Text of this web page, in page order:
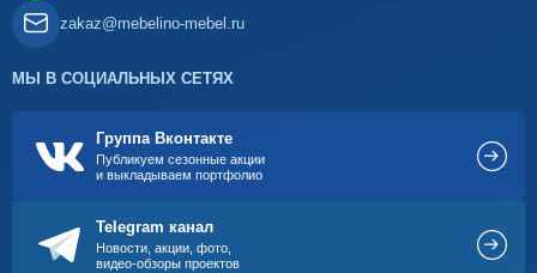
zakaz@mebelino-mebel.ru
МЫ В СОЦИАЛЬНЫХ СЕТЯХ
Группа Вконтакте
Публикуем сезонные акции
и выкладываем портфолио
Telegram канал
Новости, акции, фото,
видео-обзоры проектов